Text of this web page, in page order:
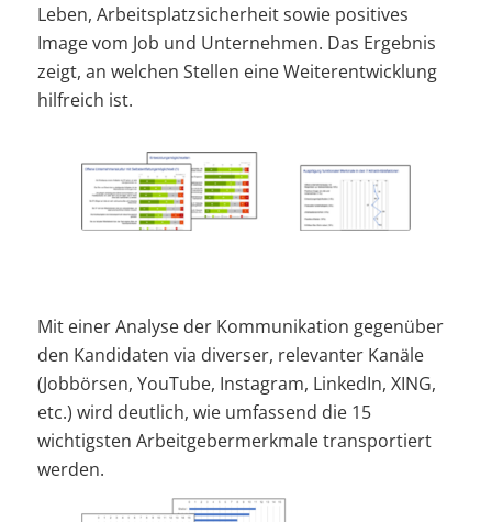
Leben, Arbeitsplatzsicherheit sowie positives
Image vom Job und Unternehmen. Das Ergebnis
zeigt, an welchen Stellen eine Weiterentwicklung
hilfreich ist.
Mit einer Analyse der Kommunikation gegenüber
den Kandidaten via diverser, relevanter Kanäle
(Jobbörsen, YouTube, Instagram, LinkedIn, XING,
etc.) wird deutlich, wie umfassend die 15
wichtigsten Arbeitgebermerkmale transportiert
werden.